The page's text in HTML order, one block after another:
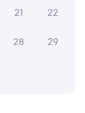
21 22
28 29